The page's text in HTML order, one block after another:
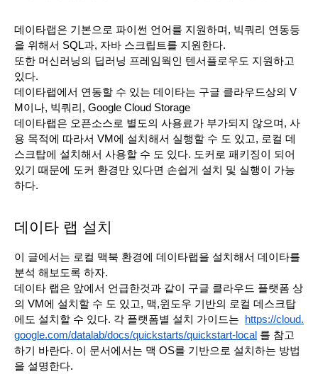
데이타랩은 기본으로 파이썬 언어를 지원하며, 빅쿼리 연동등
을 위해서 SQL과, 자바 스크립트를 지원한다.
또한 머신러닝의 딥러닝 프레임웍인 텐서플로우도 지원하고
있다.
데이타랩에서 연동할 수 있는 데이타는 구글 클라우드상의 V
M이나, 빅쿼리, Google Cloud Storage
데이타랩은 오픈소스로 별도의 사용료가 부가되지 않으며, 사
용 목적에 따라서 VM에 설치해서 실행할 수 도 있고, 로컬 데
스크탑에 설치해서 사용할 수 도 있다. 도커로 패키징이 되어
있기 때문에 도커 환경만 있다면 손쉽게 설치 및 실행이 가능
하다.
데이타 랩 설치
이 글에서는 로컬 맥북 환경에 데이타랩을 설치해서 데이타를
분석 해보도록 하자.
데이타 랩은 앞에서 언급한것과 같이 구글 클라우드 플랫폼 상
의 VM에 설치할 수 도 있고, 맥,윈도우 기반의 로컬 데스크탑
에도 설치할 수 있다. 각 플랫폼별 설치 가이드는
https://cloud.
google.com/datalab/docs/quickstarts/quickstart-local 를 참고
하기 바란다. 이 문서에서는 맥 OS를 기반으로 설치하는 방법
을 설명한다.